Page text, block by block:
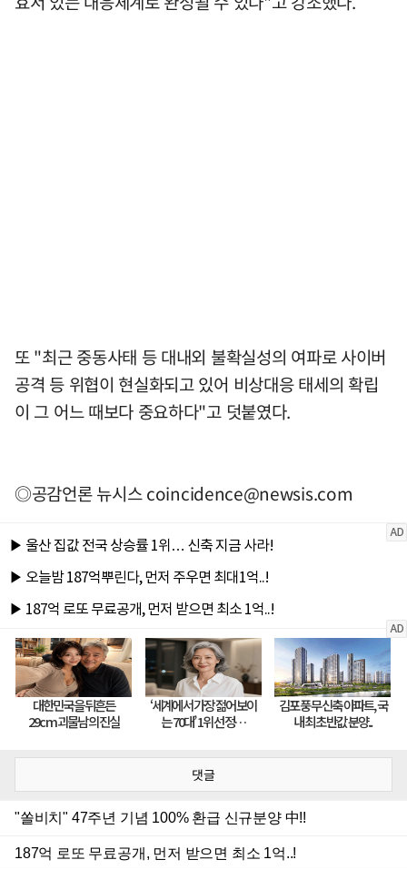
또 "최근 중동사태 등 대내외 불확실성의 여파로 사이버
공격 등 위협이 현실화되고 있어 비상대응 태세의 확립
이 그 어느 때보다 중요하다"고 덧붙였다.
◎공감언론 뉴시스coincidence@newsis.com
댓글